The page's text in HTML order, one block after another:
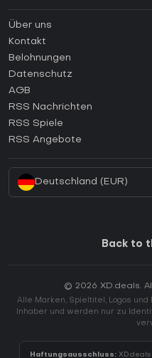
Anleitungen
Wie aktiviert man einen
Wie aktiviert man einen Epic
Wie aktiviert man einen GOG
Wie aktiviert man einen
Über uns
Kontakt
Belohnungen
Datenschutz
AGB
RSS Nachrichten
RSS Spiele
RSS Angebote
Deutschland (EUR)
Back to
© 2026 XD.deals.
Alle Marken, Spieltitel, Logos
Inhaber und werden nur zu
Haftungsausschluss: